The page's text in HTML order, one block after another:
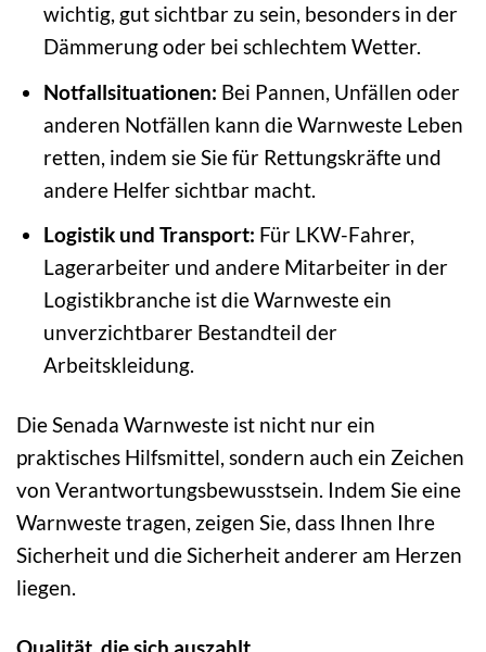
wichtig, gut sichtbar zu sein, besonders in der
Dämmerung oder bei schlechtem Wetter.
Notfallsituationen: Bei Pannen, Unfällen oder
anderen Notfällen kann die Warnweste Leben
retten, indem sie Sie für Rettungskräfte und
andere Helfer sichtbar macht.
Logistik und Transport: Für LKW-Fahrer,
Lagerarbeiter und andere Mitarbeiter in der
Logistikbranche ist die Warnweste ein
unverzichtbarer Bestandteil der
Arbeitskleidung.
Die Senada Warnweste ist nicht nur ein
praktisches Hilfsmittel, sondern auch ein Zeichen
von Verantwortungsbewusstsein. Indem Sie eine
Warnweste tragen, zeigen Sie, dass Ihnen Ihre
Sicherheit und die Sicherheit anderer am Herzen
liegen.